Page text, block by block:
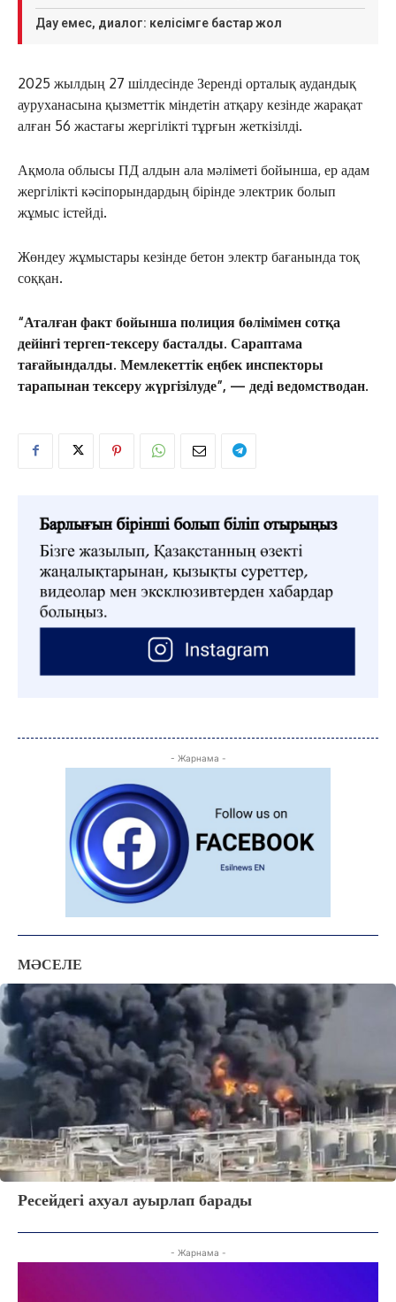
ЖАҢАЛЫҚТАР
Дау емес, диалог: келісімге бастар жол
2025 жылдың 27 шілдесінде Зеренді орталық аудандық
ауруханасына қызметтік міндетін атқару кезінде жарақат
алған 56 жастағы жергілікті тұрғын жеткізілді.
Ақмола облысы ПД алдын ала мәліметі бойынша, ер адам
жергілікті кәсіпорындардың бірінде электрик болып
жұмыс істейді.
Жөндеу жұмыстары кезінде бетон электр бағанында тоқ
соққан.
“Аталған факт бойынша полиция бөлімімен сотқа
дейінгі тергеп-тексеру басталды. Сараптама
тағайындалды. Мемлекеттік еңбек инспекторы
тарапынан тексеру жүргізілуде”, — деді ведомстводан.
- Жарнама -
МӘСЕЛЕ
Ресейдегі ахуал ауырлап барады
- Жарнама -